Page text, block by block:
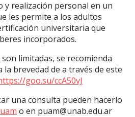
y realización personal en un
les permite a los adultos
universitaria que
incorporados.
limitadas, se recomienda
brevedad de a través de este
goo.su/ccA50vJ
una consulta pueden hacerlo
o en puam@unab.edu.ar